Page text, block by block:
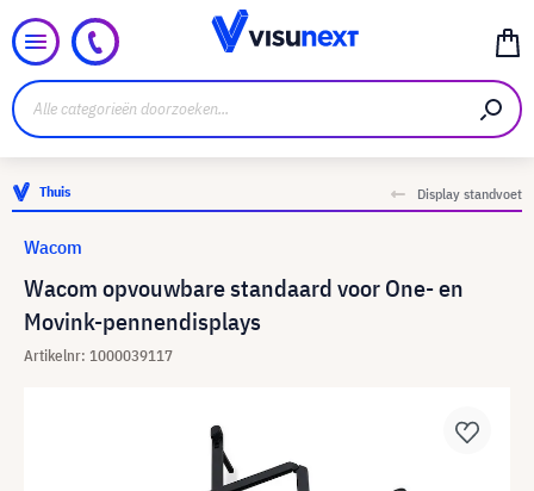
Thuis Display standvoet
Wacom opvouwbare standaard voor One- en
Movink-pennendisplays
Artikelnr: 1000039117
Wacom